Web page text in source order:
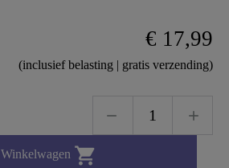
€ 17,99
(inclusief belasting | gratis verzending)
Winkelwagen 